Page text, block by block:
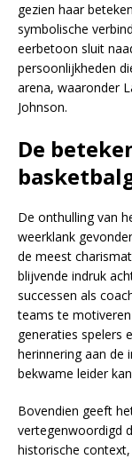
gezien haar
symbolische
eerbetoon sluit
persoonlijkheden
arena, waaronder
Johnson.
De
De onthulling van
weerklank
de meest
blijvende indruk
successen als
teams te
generaties spelers
herinnering aan de
bekwame leider
Bovendien geeft
vertegenwoordigd
historische